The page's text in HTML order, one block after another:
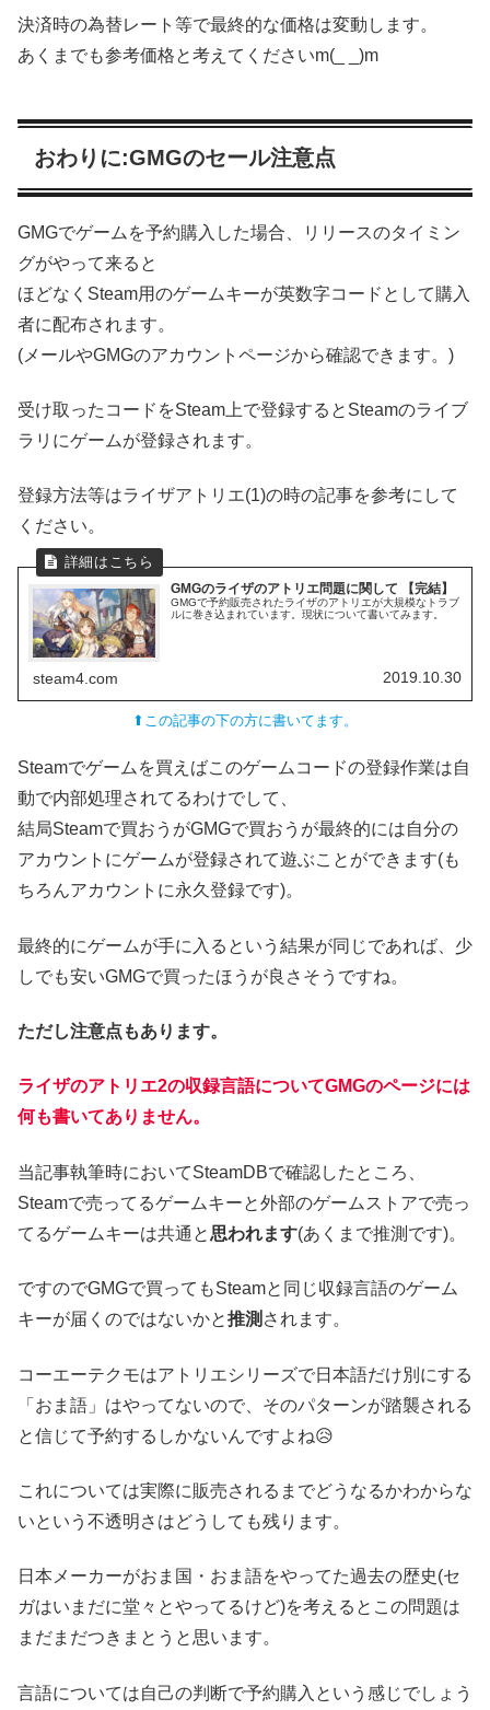
決済時の為替レート等で最終的な価格は変動します。
あくまでも参考価格と考えてくださいm(_ _)m
おわりに:GMGのセール注意点
GMGでゲームを予約購入した場合、リリースのタイミン
グがやって来ると
ほどなくSteam用のゲームキーが英数字コードとして購入
者に配布されます。
(メールやGMGのアカウントページから確認できます。)
受け取ったコードをSteam上で登録するとSteamのライブ
ラリにゲームが登録されます。
登録方法等はライザアトリエ(1)の時の記事を参考にして
ください。
GMGのライザのアトリエ問題に関して 【完結】
GMGで予約販売されたライザのアトリエが大規模なトラブ
ルに巻き込まれています。現状について書いてみます。
steam4.com 2019.10.30
⬆この記事の下の方に書いてます。
Steamでゲームを買えばこのゲームコードの登録作業は自
動で内部処理されてるわけでして、
結局Steamで買おうがGMGで買おうが最終的には自分の
アカウントにゲームが登録されて遊ぶことができます(も
ちろんアカウントに永久登録です)。
最終的にゲームが手に入るという結果が同じであれば、少
しでも安いGMGで買ったほうが良さそうですね。
ただし注意点もあります。
ライザのアトリエ2の収録言語についてGMGのページには
何も書いてありません。
当記事執筆時においてSteamDBで確認したところ、
Steamで売ってるゲームキーと外部のゲームストアで売っ
てるゲームキーは共通と思われます(あくまで推測です)。
ですのでGMGで買ってもSteamと同じ収録言語のゲーム
キーが届くのではないかと推測 されます。
コーエーテクモはアトリエシリーズで日本語だけ別にする
「おま語」はやってないので、そのパターンが踏襲される
と信じて予約するしかないんですよね😥
これについては実際に販売されるまでどうなるかわからな
いという不透明さはどうしても残ります。
日本メーカーがおま国・おま語をやってた過去の歴史(セ
ガはいまだに堂々とやってるけど)を考えるとこの問題は
まだまだつきまとうと思います。
言語については自己の判断で予約購入という感じでしょう